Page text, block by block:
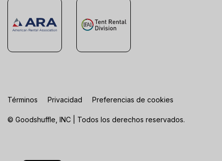
© Goodshuffle, INC | Todos los derechos reservados.
Términos Privacidad Preferencias de cookies